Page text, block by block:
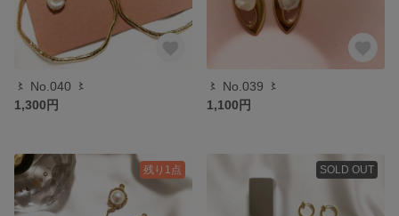
〻 No.040 〻
1,300円
〻 No.039 〻
1,100円
残り1点 SOLD OUT